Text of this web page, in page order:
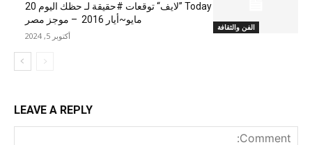
الفن والثقافة
Today ”لايف“ توقعات #حقيقة لـ حظك اليوم 20
مايو~أيار 2016 – موجز مصر
أكتوبر 5, 2024
LEAVE A REPLY